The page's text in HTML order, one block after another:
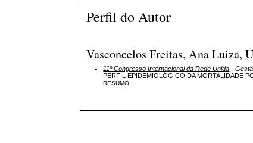
Perfil do Autor
Vasconcelos Freitas, Ana Luiza,
11º Congresso Internacional da Rede Unida -
PERFIL EPIDEMIOLÓGICO DA MORTALIDADE
RESUMO